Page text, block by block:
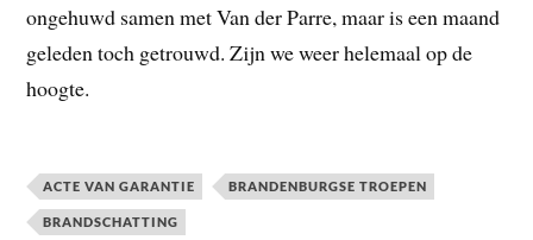
ongehuwd samen met Van der Parre, maar is een maand
geleden toch getrouwd. Zijn we weer helemaal op de
hoogte.
ACTE VAN GARANTIE BRANDENBURGSE TROEPEN
BRANDSCHATTING